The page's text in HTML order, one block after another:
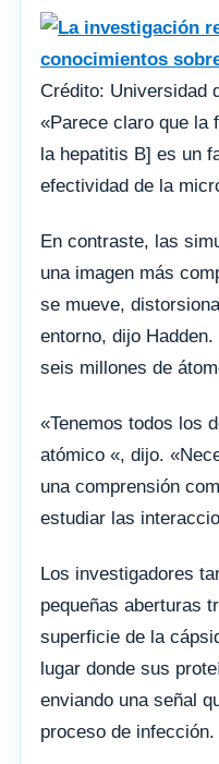
Crédito: Universidad
«Parece claro que la
la hepatitis B] es un
efectividad de la
En contraste, las
una imagen más
se mueve,
entorno, dijo
seis millones de
«Tenemos todos los
atómico «, dijo.
una comprensión
estudiar las
Los investigadores
pequeñas aberturas
superficie de la
lugar donde sus
enviando una señal
proceso de infección.